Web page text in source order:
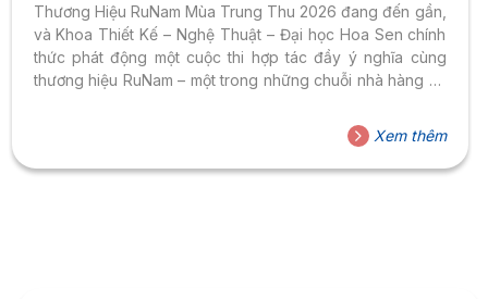
Thương Hiệu RuNam Mùa Trung Thu 2026 đang đến gần,
và Khoa Thiết Kế – Nghệ Thuật – Đại học Hoa Sen chính
thức phát động một cuộc thi hợp tác đầy ý nghĩa cùng
thương hiệu RuNam – một trong những chuỗi nhà hàng và
Đây là cơ hội vàng để các sinh viên của FADA thể hiện tài
năng thiết kế trong một dự án thực tế, kết nối trực tiếp với
doanh nghiệp...
Xem thêm